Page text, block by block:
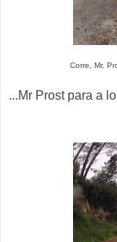
Corre, Mr.
...Mr Prost para a